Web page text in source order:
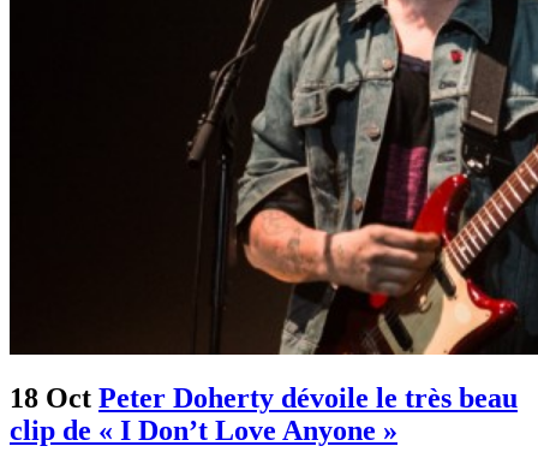
18 Oct Peter Doherty dévoile le très beau
clip de « I Don’t Love Anyone »